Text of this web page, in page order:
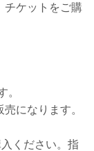
チケットをご購
。
になります。
ください。指